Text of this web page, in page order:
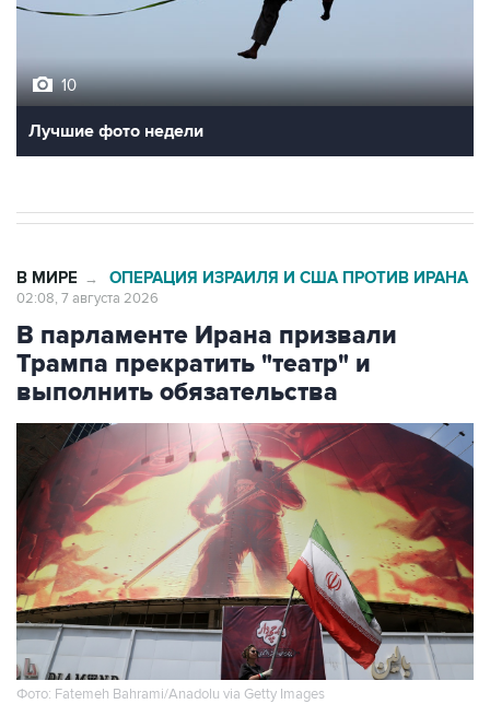
10
Лучшие фото недели
В МИРЕ → ОПЕРАЦИЯ ИЗРАИЛЯ И США ПРОТИВ ИРАНА
02:08, 7 августа 2026
В парламенте Ирана призвали
Трампа прекратить "театр" и
выполнить обязательства
Фото: Fatemeh Bahrami/Anadolu via Getty Images